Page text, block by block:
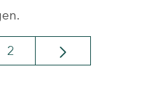
Seite
2